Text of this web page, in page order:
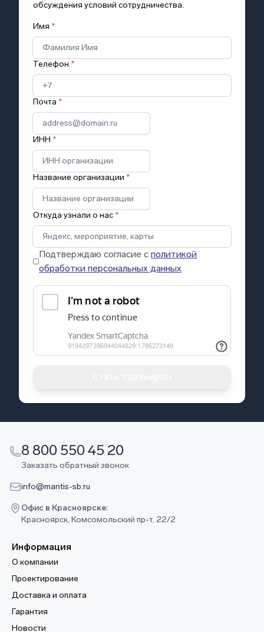
обсуждения условий сотрудничества.
Имя *
Телефон *
Почта *
ИНН *
Название организации *
Откуда узнали о нас *
Подтверждаю согласие сполитикой
обработки персональных данных
8 800 550 45 20
Заказать обратный звонок
info@mantis-sb.ru
Офис в Красноярске:
Красноярск, Комсомольский пр-т, 22/2
Информация
О компании
Проектирование
Доставка и оплата
Гарантия
Новости